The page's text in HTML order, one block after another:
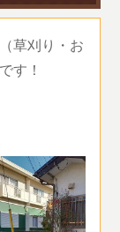
草刈り・お
す！